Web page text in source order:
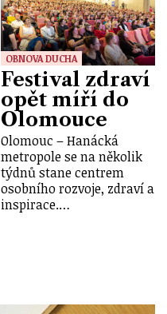
OBNOVA DUCHA
Festival zdraví
opět míří do
Olomouce
Olomouc – Hanácká
metropole se na několik
týdnů stane centrem
osobního rozvoje, zdraví a
inspirace.…